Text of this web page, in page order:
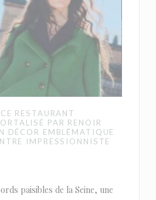
RESTAURANT
PAR RENOIR
DÉCOR EMBLÉMATIQUE
IMPRESSIONNISTE
paisibles de la Seine, une